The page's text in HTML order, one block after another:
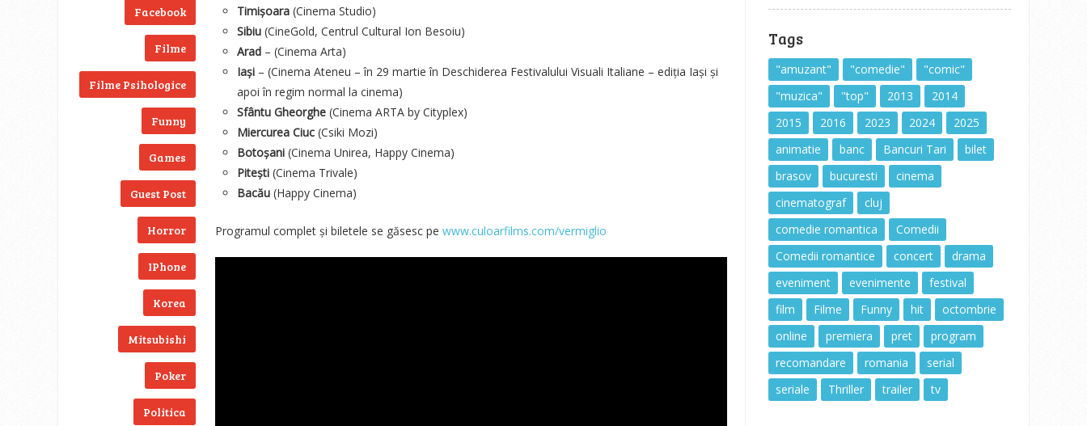
Facebook
Filme
Filme Psihologice
Funny
Games
Guest Post
Horror
IPhone
Korea
Mitsubishi
Poker
Politica
Timișoara (Cinema Studio)
Sibiu(CineGold, Centrul Cultural Ion Besoiu)
Arad– (Cinema Arta)
Iași– (Cinema Ateneu – în 29 martie în Deschiderea Festivalului Visuali Italiane – ediția Iași și
apoi în regim normal la cinema)
Sfântu Gheorghe(Cinema ARTA by Cityplex)
Miercurea Ciuc(Csiki Mozi)
Botoșani(Cinema Unirea, Happy Cinema)
Pitești(Cinema Trivale)
Bacău (Happy Cinema)
Programul complet și biletele se găsesc pe www.culoarfilms.com/vermiglio
Tags
"amuzant" "comedie"
"comic"
"muzica"
"top" 2013
2014
2015
2016 2023 2024
2025
animatie
banc Bancuri Tari
bilet
brasov
bucuresti
cinema
cinematograf
cluj
comedie romantica
Comedii
Comedii romantice
concert
drama
eveniment
evenimente
festival
film
Filme Funny hit
octombrie
online
premiera pret
program
recomandare
romania
serial
seriale
Thriller trailer tv